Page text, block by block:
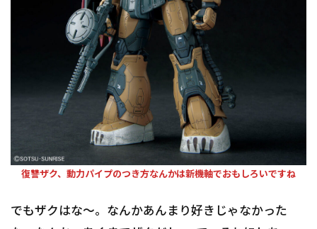
復讐ザク、動力パイプのつき方なんかは新機軸でおもしろいですね
でもザクはな〜。なんかあんまり好きじゃなかった